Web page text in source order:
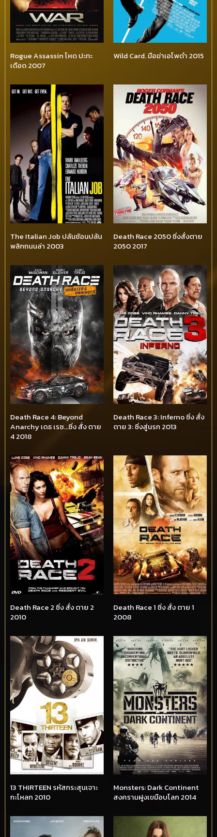
Rogue Assassin โหด ปะทะ
เดือด 2007
Wild Card. มือฆ่าเอโพดำ 2015
The Italian Job ปล้นซ้อนปล้น
พลิกถนนล่า 2003
Death Race 2050 ซิ่งสั่งตาย
2050 2017
Death Race 4: Beyond
Anarchy เดธ เรซ…ซิ่ง สั่ง ตาย
4 2018
Death Race 3: Inferno ซิ่ง สั่ง
ตาย 3: ซิ่งสู่นรก 2013
Death Race 2 ซิ่ง สั่ง ตาย 2
2010
Death Race 1 ซิ่ง สั่ง ตาย 1
2008
13 THIRTEEN รหัสกระสุนเจาะ
กะโหลก 2010
Monsters: Dark Continent
สงครามฝูงเขมือบโลก 2014